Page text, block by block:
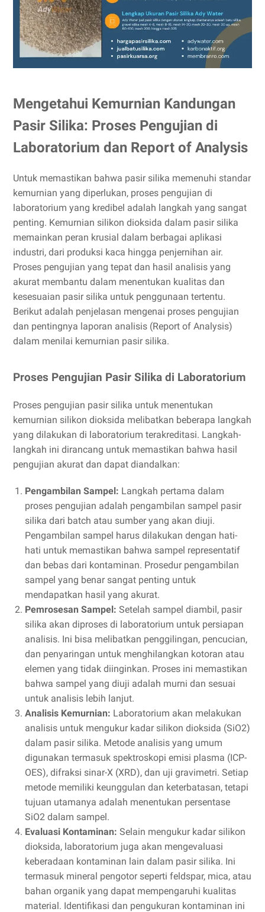
Mengetahui Kemurnian Kandungan
Pasir Silika: Proses Pengujian di
Laboratorium dan Report of Analysis
Untuk memastikan bahwa pasir silika memenuhi standar
kemurnian yang diperlukan, proses pengujian di
laboratorium yang kredibel adalah langkah yang sangat
penting. Kemurnian silikon dioksida dalam pasir silika
memainkan peran krusial dalam berbagai aplikasi
industri, dari produksi kaca hingga penjernihan air.
Proses pengujian yang tepat dan hasil analisis yang
akurat membantu dalam menentukan kualitas dan
kesesuaian pasir silika untuk penggunaan tertentu.
Berikut adalah penjelasan mengenai proses pengujian
dan pentingnya laporan analisis (Report of Analysis)
dalam menilai kemurnian pasir silika.
Proses Pengujian Pasir Silika di Laboratorium
Proses pengujian pasir silika untuk menentukan
kemurnian silikon dioksida melibatkan beberapa langkah
yang dilakukan di laboratorium terakreditasi. Langkah-
langkah ini dirancang untuk memastikan bahwa hasil
pengujian akurat dan dapat diandalkan:
Pengambilan Sampel: Langkah pertama dalam
proses pengujian adalah pengambilan sampel pasir
silika dari batch atau sumber yang akan diuji.
Pengambilan sampel harus dilakukan dengan hati-
hati untuk memastikan bahwa sampel representatif
dan bebas dari kontaminan. Prosedur pengambilan
sampel yang benar sangat penting untuk
mendapatkan hasil yang akurat.
Pemrosesan Sampel: Setelah sampel diambil, pasir
silika akan diproses di laboratorium untuk persiapan
analisis. Ini bisa melibatkan penggilingan, pencucian,
dan penyaringan untuk menghilangkan kotoran atau
elemen yang tidak diinginkan. Proses ini memastikan
bahwa sampel yang diuji adalah murni dan sesuai
untuk analisis lebih lanjut.
Analisis Kemurnian: Laboratorium akan melakukan
analisis untuk mengukur kadar silikon dioksida (SiO2)
dalam pasir silika. Metode analisis yang umum
digunakan termasuk spektroskopi emisi plasma (ICP-
OES), difraksi sinar-X (XRD), dan uji gravimetri. Setiap
metode memiliki keunggulan dan keterbatasan, tetapi
tujuan utamanya adalah menentukan persentase
SiO2 dalam sampel.
Evaluasi Kontaminan: Selain mengukur kadar silikon
dioksida, laboratorium juga akan mengevaluasi
keberadaan kontaminan lain dalam pasir silika. Ini
termasuk mineral pengotor seperti feldspar, mica, atau
bahan organik yang dapat mempengaruhi kualitas
material. Identifikasi dan pengukuran kontaminan ini